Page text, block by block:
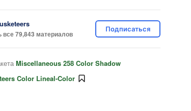
все 79,843 материалов
Подписаться
Miscellaneous 258 Color Shadow
Color Lineal-Color